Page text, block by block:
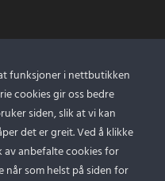
funksjoner i nettbutikken
cookies gir oss bedre
siden, slik at vi kan
det er greit. Ved å klikke
av anbefalte cookies for
som helst på siden for